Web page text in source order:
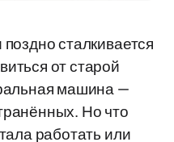
сталкивается
от старой
машина —
Но что
работать или